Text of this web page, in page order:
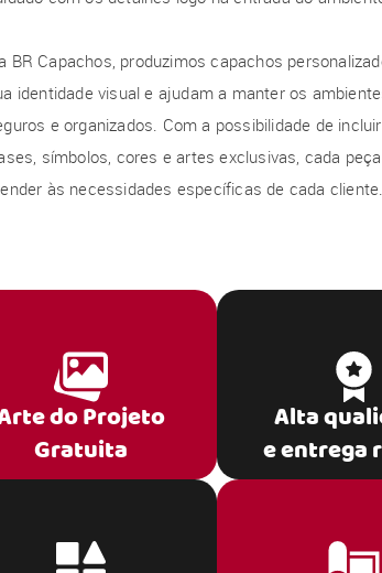
BR Capachos, produzimos capachos
identidade visual e ajudam a manter os
e organizados. Com a possibilidade de
símbolos, cores e artes exclusivas, cada
às necessidades específicas de cada cliente.
do Projeto
Gratuita
Alta
e entrega